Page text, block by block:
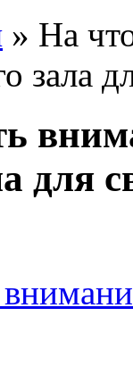
» На
зала
для